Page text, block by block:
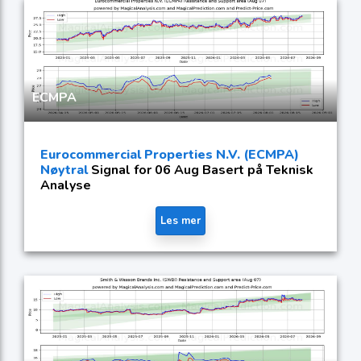
ECMPA
Eurocommercial Properties N.V. (ECMPA)
NøytralSignal for 06 Aug Basert på Teknisk
Analyse
Les mer